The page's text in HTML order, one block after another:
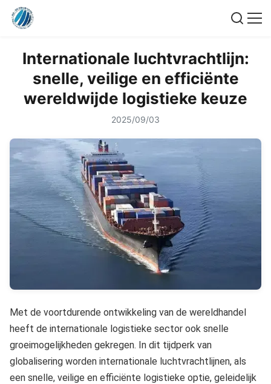
Internationale luchtvrachtlijn:
snelle, veilige en efficiënte
wereldwijde logistieke keuze
2025/09/03
Met de voortdurende ontwikkeling van de wereldhandel
heeft de internationale logistieke sector ook snelle
groeimogelijkheden gekregen. In dit tijdperk van
globalisering worden internationale luchtvrachtlijnen, als
een snelle, veilige en efficiënte logistieke optie, geleidelijk